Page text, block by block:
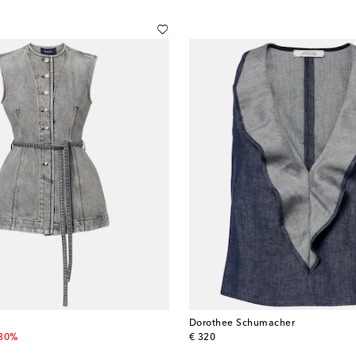
Dorothee Schumacher
€ 320
original price